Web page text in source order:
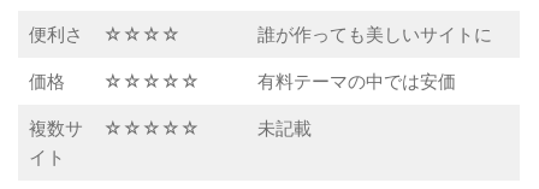
便利さ ☆☆☆☆ 誰が作っても美しいサイトに
価格 ☆☆☆☆☆ 有料テーマの中では安価
複数サ
イト
☆☆☆☆☆ 未記載